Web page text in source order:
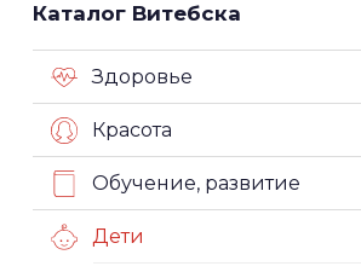
Каталог Витебска
Здоровье
Красота
Обучение, развитие
Дети